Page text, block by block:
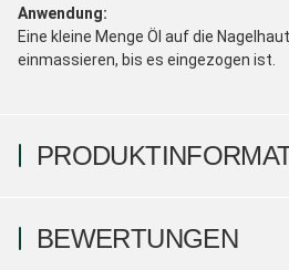
Anwendung:
Eine kleine Menge Öl auf die
einmassieren, bis es eingezogen ist.
BEWERTUNGEN